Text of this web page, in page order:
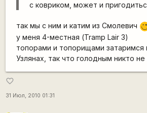
с ковриком, может и
так мы с ним и катим из Смолевич ,-
у меня 4-местная (Tramp Lair 3)
топорами и топорищами затаримся
Узлянах, так что голодным никто не
favorite_border
31 Июл, 2010 01:31